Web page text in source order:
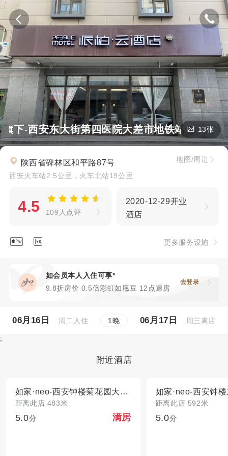
下-西安东大街第四医院大差市地铁站派柏·云酒
13张
陕西省碑林区和平路87号
西安火车站2.5公里，火车北站19公里
地图/周边
4.5 109人点评
2020-12-29开业
酒店
  更多服务设施
如会员本人入住可享*
9.8折房价 0.5倍彩虹如愿豆 12点退房
去登录
06月16日 周二入住 1晚 06月17日 周三离店
;
附近酒店
如家·neo-西安钟楼菊花园大差市地铁站店
距离此店 483米
5.0分 满房
距离此店 592米
5.0分